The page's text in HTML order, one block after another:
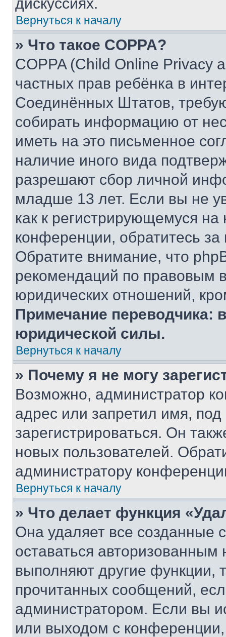
Вернуться к началу
» Что такое COPPA?
COPPA (Child Online Privacy
частных прав ребёнка в
Соединённых Штатов,
собирать информацию от
иметь на это письменное
наличие иного вида
разрешают сбор личной
младше 13 лет. Если вы не
как к регистрирующемуся
конференции, обратитесь
Обратите внимание, что
рекомендаций по правовым
юридических отношений,
Примечание переводчика:
юридической силы.
Вернуться к началу
» Почему я не могу
Возможно, администратор
адрес или запретил имя,
зарегистрироваться. Он
новых пользователей.
администратору
Вернуться к началу
» Что делает функция
Она удаляет все созданные
оставаться
выполняют другие функции,
прочитанных сообщений,
администратором. Если вы
или выходом с